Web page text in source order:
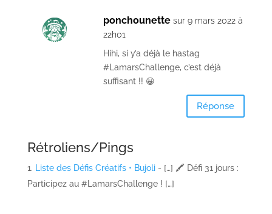
ponchounette sur 9 mars 2022 à
22h01
Hihi, si y’a déjà le hastag
#LamarsChallenge, c’est déjà
suffisant !! 😀
Réponse
Rétroliens/Pings
Liste des Défis Créatifs • Bujoli- […] 🖍️ Défi 31 jours :
Participez au #LamarsChallenge ! […]